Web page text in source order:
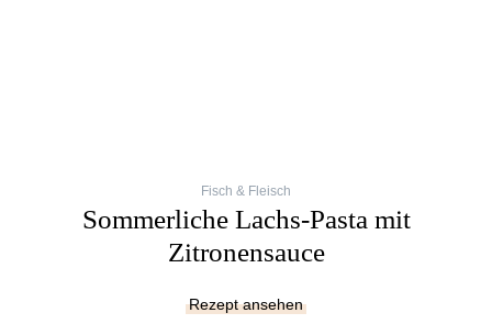
Fisch & Fleisch
Sommerliche Lachs-Pasta mit
Zitronensauce
Rezept ansehen